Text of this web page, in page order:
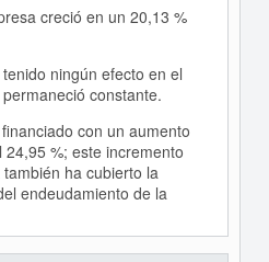
creció en un 20,13 %
ningún efecto en el
constante.
con un aumento
%; este incremento
ha cubierto la
endeudamiento de la